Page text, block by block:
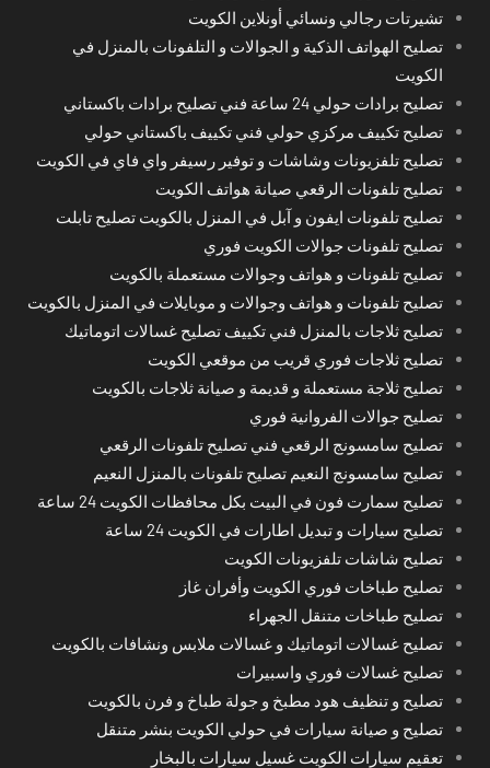
تشيرتات رجالي ونسائي أونلاين الكويت
تصليح الهواتف الذكية و الجوالات و التلفونات بالمنزل في
الكويت
تصليح برادات حولي 24 ساعة فني تصليح برادات باكستاني
تصليح تكييف مركزي حولي فني تكييف باكستاني حولي
تصليح تلفزيونات وشاشات و توفير رسيفر واي فاي في الكويت
تصليح تلفونات الرقعي صيانة هواتف الكويت
تصليح تلفونات ايفون و آبل في المنزل بالكويت تصليح تابلت
تصليح تلفونات جوالات الكويت فوري
تصليح تلفونات و هواتف وجوالات مستعملة بالكويت
تصليح تلفونات و هواتف وجوالات و موبايلات في المنزل بالكويت
تصليح ثلاجات بالمنزل فني تكييف تصليح غسالات اتوماتيك
تصليح ثلاجات فوري قريب من موقعي الكويت
تصليح ثلاجة مستعملة و قديمة و صيانة ثلاجات بالكويت
تصليح جوالات الفروانية فوري
تصليح سامسونج الرقعي فني تصليح تلفونات الرقعي
تصليح سامسونج النعيم تصليح تلفونات بالمنزل النعيم
تصليح سمارت فون في البيت بكل محافظات الكويت 24 ساعة
تصليح سيارات و تبديل اطارات في الكويت 24 ساعة
تصليح شاشات تلفزيونات الكويت
تصليح طباخات فوري الكويت وأفران غاز
تصليح طباخات متنقل الجهراء
تصليح غسالات اتوماتيك و غسالات ملابس ونشافات بالكويت
تصليح غسالات فوري واسبيرات
تصليح و تنظيف هود مطبخ و جولة طباخ و فرن بالكويت
تصليح و صيانة سيارات في حولي الكويت بنشر متنقل
تعقيم سيارات الكويت غسيل سيارات بالبخار